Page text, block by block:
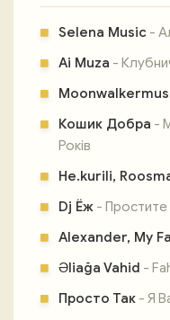
Selena Music -
Ai Muza -
Кошик Добра -
Років
Не.kurili,
Dj Ёж -
Alexander, My
Əliağa Vahid -
Просто Так - Я